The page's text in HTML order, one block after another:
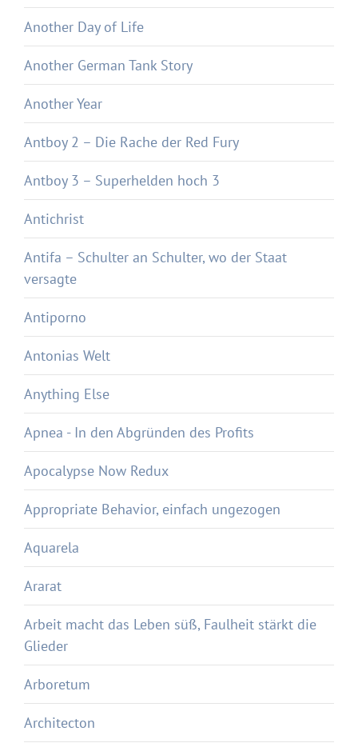
Another Day of Life
Another German Tank Story
Another Year
Antboy 2 – Die Rache der Red Fury
Antboy 3 – Superhelden hoch 3
Antichrist
Antifa – Schulter an Schulter, wo der Staat
versagte
Antiporno
Antonias Welt
Anything Else
Apnea - In den Abgründen des Profits
Apocalypse Now Redux
Appropriate Behavior, einfach ungezogen
Aquarela
Ararat
Arbeit macht das Leben süß, Faulheit stärkt die
Glieder
Arboretum
Architecton